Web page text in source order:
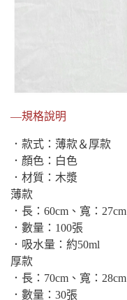
—規格說明
．款式：薄款＆厚款
．顏色：白色
．材質：木漿
薄款
．長：60cm、寬：27cm
．數量：100張
．吸水量：約50ml
厚款
．長：70cm、寬：28cm
．數量：30張